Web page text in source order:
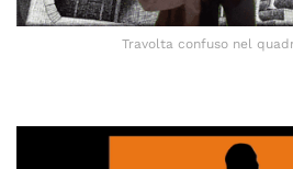
Travolta confuso nel